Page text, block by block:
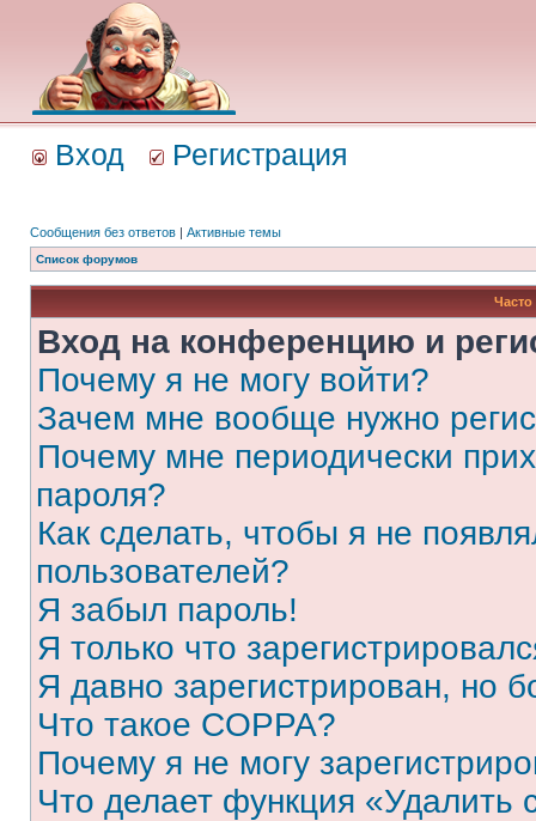
Вход Регистрация
Сообщения без ответов | Активные темы
Список форумов
Вход на конференцию и
Почему я не могу войти?
Зачем мне вообще нужно
Почему мне периодически
пароля?
Как сделать, чтобы я не
пользователей?
Я забыл пароль!
Я только что
Я давно зарегистрирован, но
Что такое COPPA?
Почему я не могу
Что делает функция «Удалить